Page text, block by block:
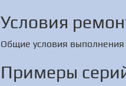
Условия
Общие условия
Примеры